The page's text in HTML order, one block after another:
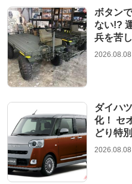
ボタン
ない!?
兵を苦
2026.08.08
ダイハ
化！ セ
どり特
2026.08.08